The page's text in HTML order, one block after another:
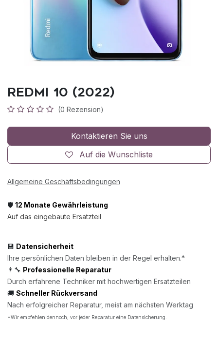
Redmi 10 (2022)
(0 Rezension)
Kontaktieren Sie uns
Auf die Wunschliste
Allgemeine Geschäftsbedingungen
🛡️ 12 Monate Gewährleistung
Auf das eingebaute Ersatzteil
💾 Datensicherheit
Ihre persönlichen Daten bleiben in der Regel erhalten.*
👨‍🔧 Professionelle Reparatur
Durch erfahrene Techniker mit hochwertigen Ersatzteilen
🚚 Schneller Rückversand
Nach erfolgreicher Reparatur, meist am nächsten Werktag
*Wir empfehlen dennoch, vor jeder Reparatur eine Datensicherung.